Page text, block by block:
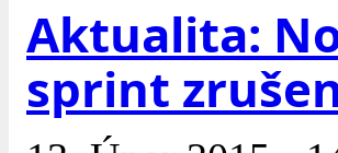
Aktualita:
sprint